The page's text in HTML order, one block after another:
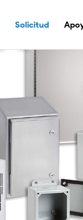
Solicitud